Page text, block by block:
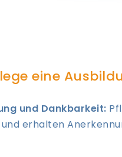
eine
und Dankbarkeit:
erhalten